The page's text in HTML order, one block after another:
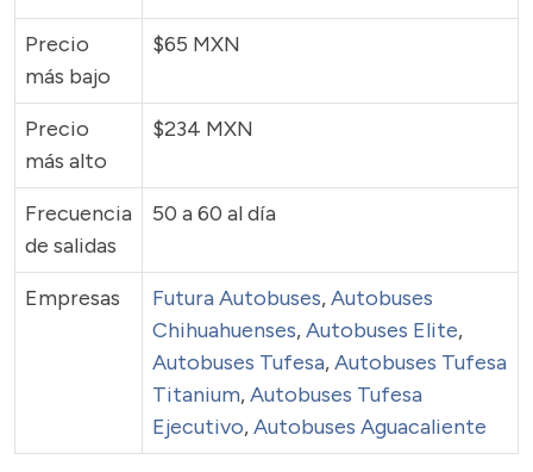
Precio
más bajo
$65 MXN
Precio
más alto
$234 MXN
Frecuencia
de salidas
50 a 60 al día
Empresas Futura Autobuses,Autobuses
Chihuahuenses,Autobuses Elite,
Autobuses Tufesa,Autobuses Tufesa
Titanium,Autobuses Tufesa
Ejecutivo,Autobuses Aguacaliente